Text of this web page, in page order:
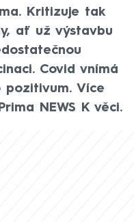
Kritizuje tak
ať už výstavbu
Covid vnímá
Více
NEWS K věci.